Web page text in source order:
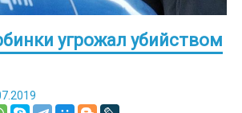
угрожал убийством